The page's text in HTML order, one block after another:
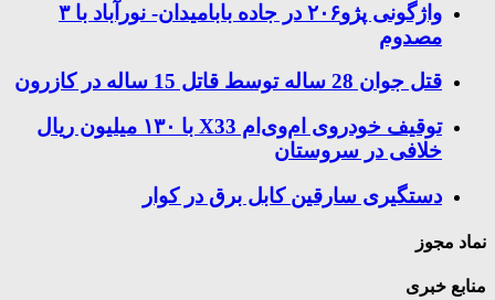
واژگونی پژو۲۰۶ در جاده بابامیدان- نورآباد با ۳
مصدوم
قتل جوان 28 ساله توسط قاتل 15 ساله در کازرون
توقیف خودروی ام‌وی‌ام X33 با ۱۳۰ میلیون ریال
خلافی در سروستان
دستگیری سارقین کابل برق در کوار
نماد مجوز
منابع خبری